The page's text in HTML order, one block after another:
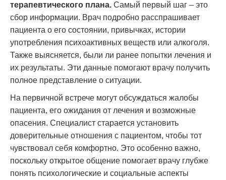
терапевтического плана. Самый первый шаг – это
сбор информации. Врач подробно расспрашивает
пациента о его состоянии, привычках, истории
употребления психоактивных веществ или алкоголя.
Также выясняется, были ли ранее попытки лечения и
их результаты. Эти данные помогают врачу получить
полное представление о ситуации.
На первичной встрече могут обсуждаться жалобы
пациента, его ожидания от лечения и возможные
опасения. Специалист старается установить
доверительные отношения с пациентом, чтобы тот
чувствовал себя комфортно. Это особенно важно,
поскольку открытое общение помогает врачу глубже
понять психологические и социальные аспекты